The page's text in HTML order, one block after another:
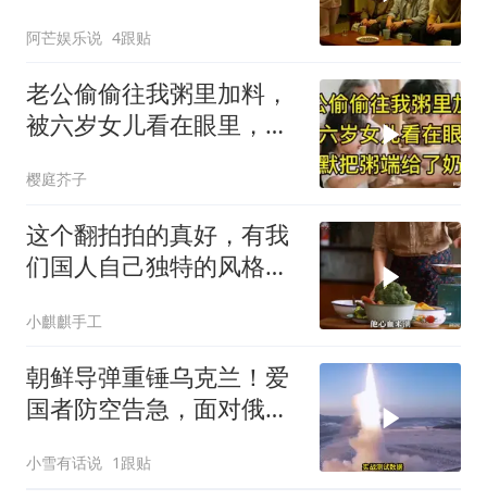
阿芒娱乐说 4跟贴
老公偷偷往我粥里加料，
被六岁女儿看在眼里，默
樱庭芥子
这个翻拍拍的真好，有我
们国人自己独特的风格魅
小麒麒手工
朝鲜导弹重锤乌克兰！爱
国者防空告急，面对俄朝
绝望？
小雪有话说 1跟贴